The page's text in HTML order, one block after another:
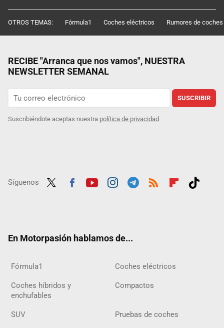
OTROS TEMAS: Fórmula1 Coches eléctricos Rumores de coches
RECIBE "Arranca que nos vamos", NUESTRA
NEWSLETTER SEMANAL
SUSCRIBIR
Suscribiéndote aceptas nuestra política de privacidad
Síguenos
En Motorpasión hablamos de...
Fórmula1 Coches eléctricos
Coches híbridos y
enchufables
Compactos
SUV Pruebas de coches